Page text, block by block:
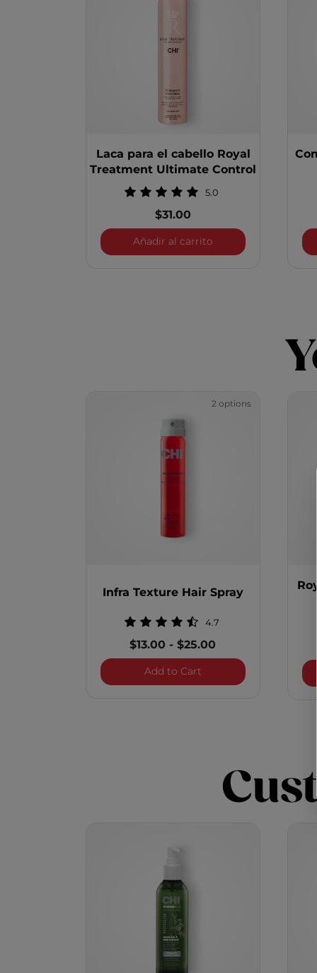
Laca para el cabello Royal
Treatment Ultimate Control
5.0
$31.00
Añadir al carritoLaca para el
2 options
Infra Texture Hair Spray
4.7
$13.00 -$25.00
Add to CartInfra Texture Hair Spray